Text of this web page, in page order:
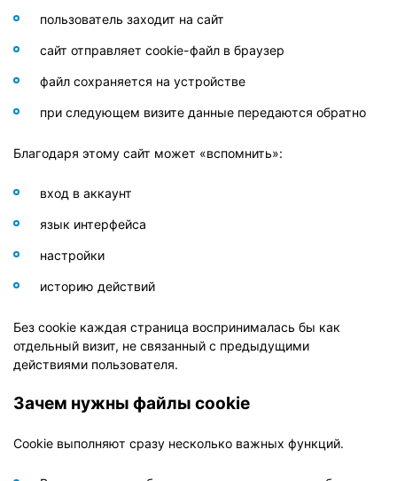
Проблемы и ограничения cookie
Будущее cookie
Как правильно использовать cookie на сайте
пользователь заходит на сайт
сайт отправляет cookie-файл в браузер
файл сохраняется на устройстве
при следующем визите данные передаются обратно
Благодаря этому сайт может «вспомнить»:
вход в аккаунт
язык интерфейса
настройки
историю действий
Без cookie каждая страница воспринималась бы как
отдельный визит, не связанный с предыдущими
действиями пользователя.
Зачем нужны файлы cookie
Cookie выполняют сразу несколько важных функций.